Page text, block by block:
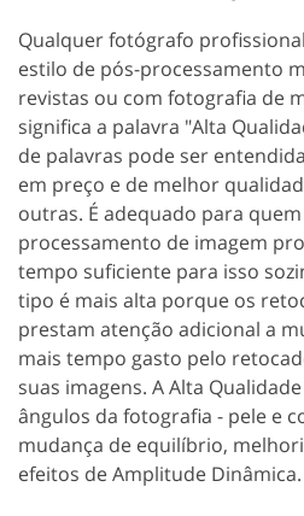
Qualquer fotógrafo
estilo de pós-processamento
revistas ou com fotografia de
significa a palavra "Alta
de palavras pode ser
em preço e de melhor
outras. É adequado para
processamento de imagem
tempo suficiente para isso
tipo é mais alta porque os
prestam atenção adicional a
mais tempo gasto pelo
suas imagens. A Alta
ângulos da fotografia - pele e
mudança de equilíbrio,
efeitos de Amplitude Dinâmica.